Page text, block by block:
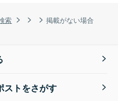
索 掲載がない場合
ストをさがす